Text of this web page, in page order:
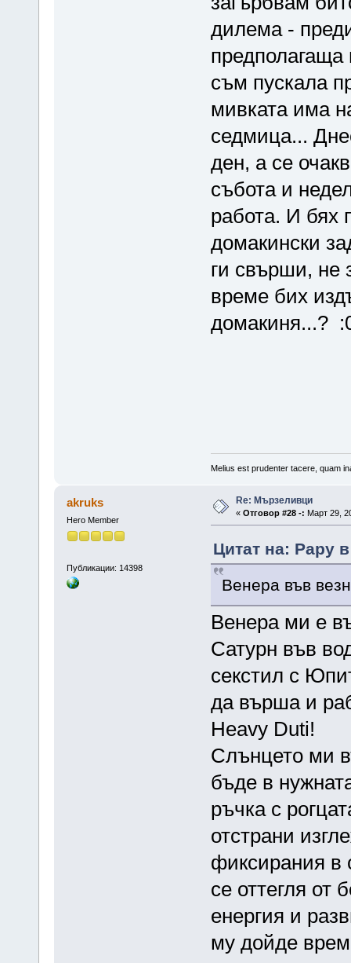
дилема -
съм пускала
мивката има
седмица...
ден, а се
събота и
работа. И бях
домакински
ги свърши, не
време бих
домакиня...?
Melius est prudenter tacere, quam
akruks
Hero Member
Публикации: 14398
Re: Мързеливци
« Отговор #28 -: Март 29,
Цитат на: Papy
Венера във
Венера ми е
Сатурн във
секстил с
да върша и
Heavy Duti!
Слънцето ми
бъде в
ръчка с
отстрани
фиксирания в
се оттегля от
енергия и
му дойде